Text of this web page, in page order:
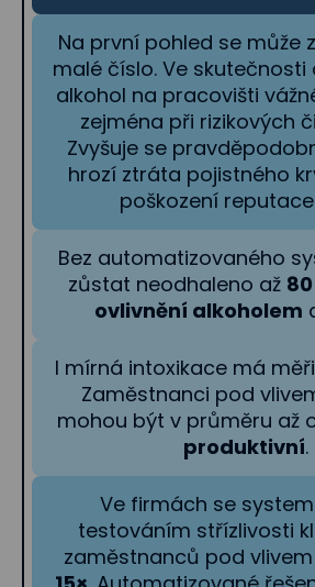
Na první pohled se může
malé číslo. Ve skutečnosti
alkohol na pracovišti
zejména při rizikových
Zvyšuje se
hrozí ztráta pojistného
poškození
Bez automatizovaného
zůstat neodhaleno až
ovlivnění alkoholem
I mírná intoxikace má
Zaměstnanci pod
mohou být v průměru až
produktivní.
Ve firmách se
testováním střízlivosti
zaměstnanců pod